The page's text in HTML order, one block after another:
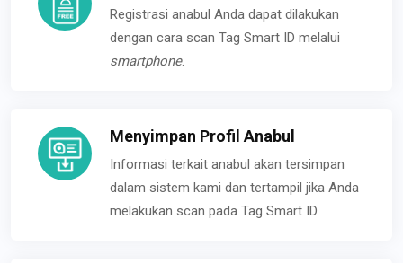
Registrasi anabul Anda dapat dilakukan
dengan cara scan Tag Smart ID melalui
smartphone.
Menyimpan Profil Anabul
Informasi terkait anabul akan tersimpan
dalam sistem kami dan tertampil jika Anda
melakukan scan pada Tag Smart ID.